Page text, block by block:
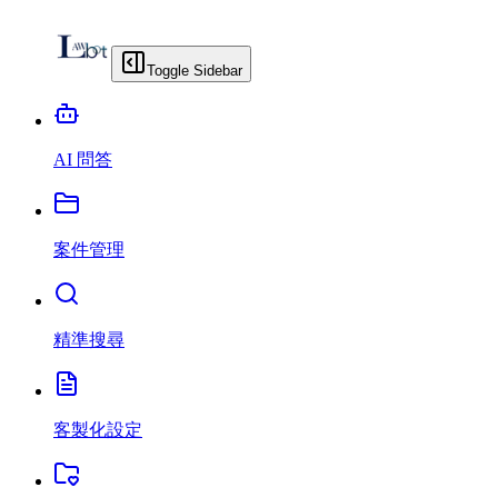
Toggle Sidebar
AI 問答
案件管理
精準搜尋
客製化設定